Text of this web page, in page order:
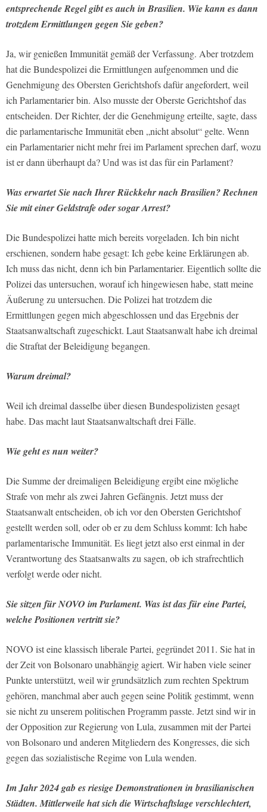
entsprechende Regel gibt es auch in Brasilien. Wie kann es dann
trotzdem Ermittlungen gegen Sie geben?
Ja, wir genießen Immunität gemäß der Verfassung. Aber trotzdem
hat die Bundespolizei die Ermittlungen aufgenommen und die
Genehmigung des Obersten Gerichtshofs dafür angefordert, weil
ich Parlamentarier bin. Also musste der Oberste Gerichtshof das
entscheiden. Der Richter, der die Genehmigung erteilte, sagte, dass
die parlamentarische Immunität eben „nicht absolut“ gelte. Wenn
ein Parlamentarier nicht mehr frei im Parlament sprechen darf, wozu
ist er dann überhaupt da? Und was ist das für ein Parlament?
Was erwartet Sie nach Ihrer Rückkehr nach Brasilien? Rechnen
Sie mit einer Geldstrafe oder sogar Arrest?
Die Bundespolizei hatte mich bereits vorgeladen. Ich bin nicht
erschienen, sondern habe gesagt: Ich gebe keine Erklärungen ab.
Ich muss das nicht, denn ich bin Parlamentarier. Eigentlich sollte die
Polizei das untersuchen, worauf ich hingewiesen habe, statt meine
Äußerung zu untersuchen. Die Polizei hat trotzdem die
Ermittlungen gegen mich abgeschlossen und das Ergebnis der
Staatsanwaltschaft zugeschickt. Laut Staatsanwalt habe ich dreimal
die Straftat der Beleidigung begangen.
Warum dreimal?
Weil ich dreimal dasselbe über diesen Bundespolizisten gesagt
habe. Das macht laut Staatsanwaltschaft drei Fälle.
Wie geht es nun weiter?
Die Summe der dreimaligen Beleidigung ergibt eine mögliche
Strafe von mehr als zwei Jahren Gefängnis. Jetzt muss der
Staatsanwalt entscheiden, ob ich vor den Obersten Gerichtshof
gestellt werden soll, oder ob er zu dem Schluss kommt: Ich habe
parlamentarische Immunität. Es liegt jetzt also erst einmal in der
Verantwortung des Staatsanwalts zu sagen, ob ich strafrechtlich
verfolgt werde oder nicht.
Sie sitzen für NOVO im Parlament. Was ist das für eine Partei,
welche Positionen vertritt sie?
NOVO ist eine klassisch liberale Partei, gegründet 2011. Sie hat in
der Zeit von Bolsonaro unabhängig agiert. Wir haben viele seiner
Punkte unterstützt, weil wir grundsätzlich zum rechten Spektrum
gehören, manchmal aber auch gegen seine Politik gestimmt, wenn
sie nicht zu unserem politischen Programm passte. Jetzt sind wir in
der Opposition zur Regierung von Lula, zusammen mit der Partei
von Bolsonaro und anderen Mitgliedern des Kongresses, die sich
gegen das sozialistische Regime von Lula wenden.
Im Jahr 2024 gab es riesige Demonstrationen in brasilianischen
Städten. Mittlerweile hat sich die Wirtschaftslage verschlechtert,